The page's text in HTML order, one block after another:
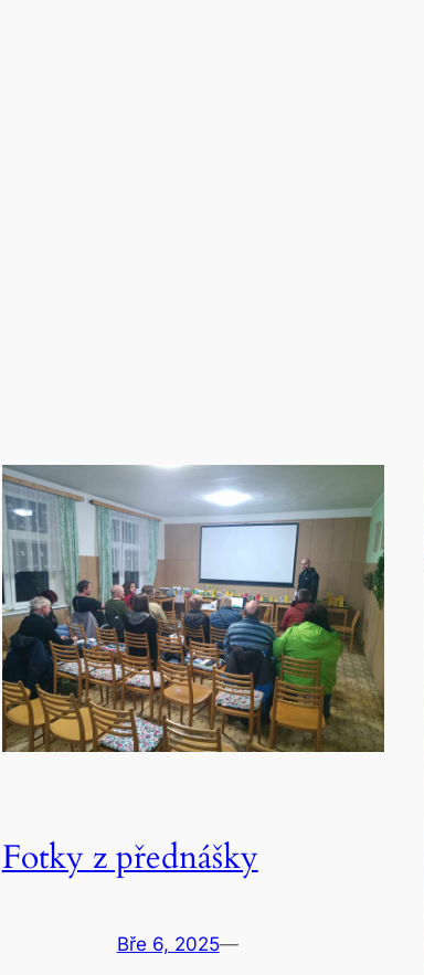
Fotky z přednášky
Bře 6, 2025—